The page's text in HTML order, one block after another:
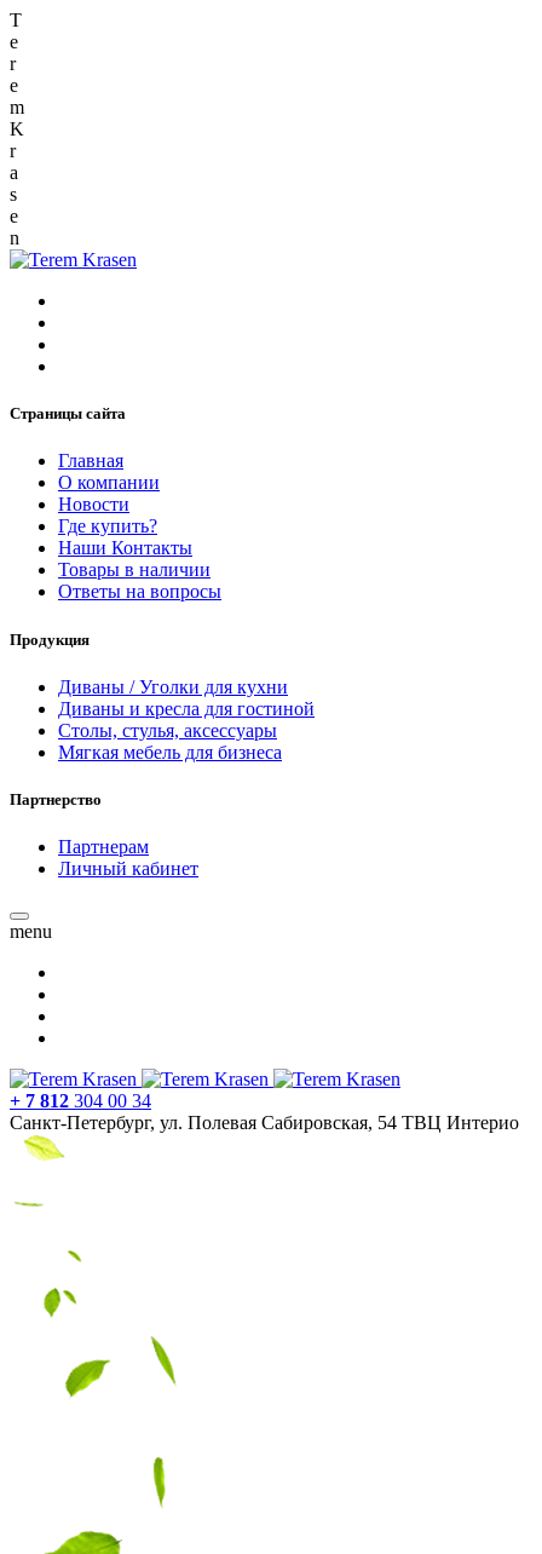
T
e
r
e
m
K
r
a
s
e
n
Страницы сайта
Главная
О компании
Новости
Где купить?
Наши Контакты
Товары в наличии
Ответы на вопросы
Продукция
Диваны / Уголки для кухни
Диваны и кресла для гостиной
Столы, стулья, аксессуары
Мягкая мебель для бизнеса
Партнерство
Партнерам
Личный кабинет
menu
+ 7 812 304 00 34
Санкт-Петербург, ул. Полевая Сабировская, 54 ТВЦ Интерио